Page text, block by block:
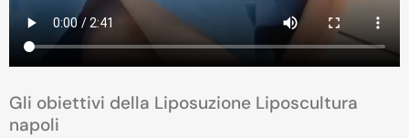
Gli obiettivi della Liposuzione Liposcultura
napoli